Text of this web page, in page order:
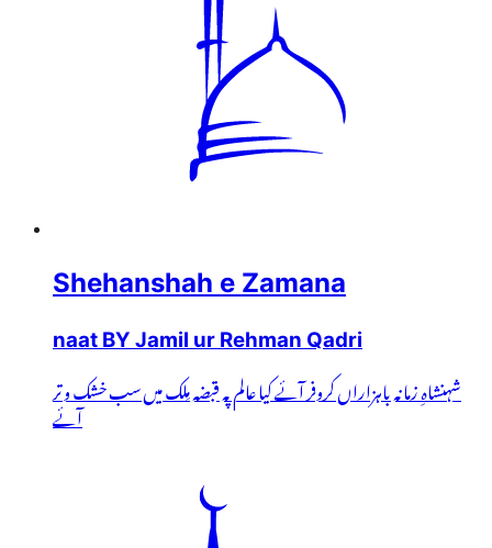
Shehanshah e Zamana
naat BY Jamil ur Rehman Qadri
شہنشاہِ زمانہ باہزاراں کروفر آئے کیا عالم پہ قبضہ مِلک میں سب خشک و تر
آئے